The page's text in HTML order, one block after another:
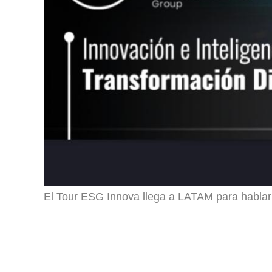
El Tour ESG Innova llega a LATAM para